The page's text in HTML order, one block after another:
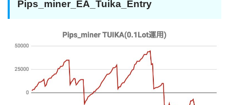
Pips_miner_EA_Tuika_Entry